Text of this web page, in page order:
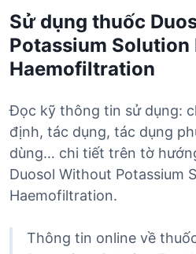
Sử dụng thuốc
Potassium Solution
Haemofiltration
Đọc kỹ thông tin sử dụng:
định, tác dụng, tác dụng
dùng… chi tiết trên tờ
Duosol Without Potassium
Haemofiltration.
Thông tin online về